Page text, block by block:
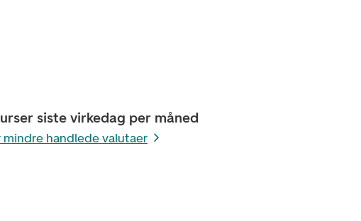
siste virkedag per måned
mindre handlede valutaer